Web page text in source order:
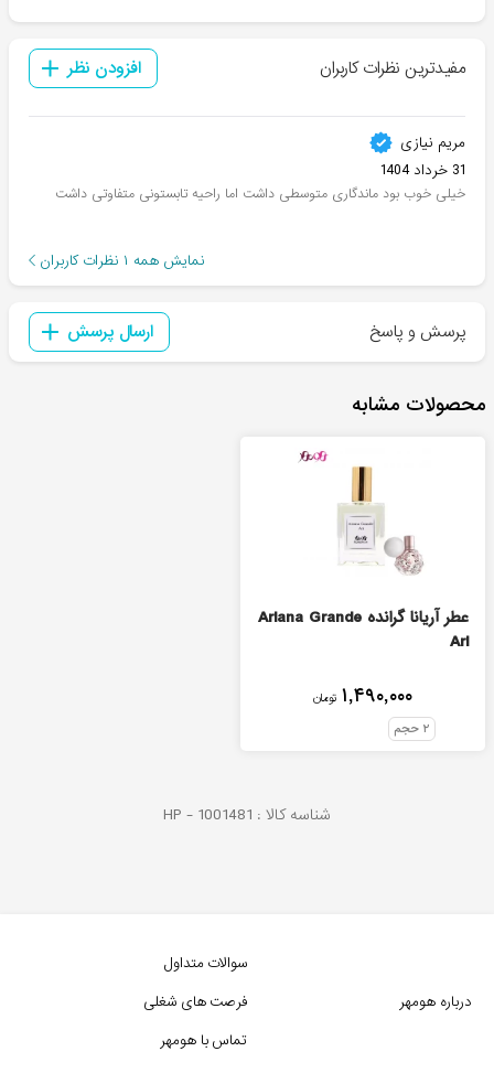
مفیدترین نظرات کاربران افزودن نظر
مریم نیازی
31 خرداد 1404
خیلی خوب بود ماندگاری متوسطی داشت اما راحیه تابستونی متفاوتی داشت
نمایش همه ۱ نظرات کاربران
پرسش و پاسخ ارسال پرسش
محصولات مشابه
عطر آریانا گرانده Ariana Grande
Ari
۱,۴۹۰,۰۰۰ تومان
۲ حجم
شناسه کالا : HP - 1001481
درباره هومهر
سوالات متداول
فرصت های شغلی
تماس با هومهر